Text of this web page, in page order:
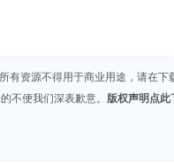
有资源不得用于商业用途，请在下
不便我们深表歉意。
版权声明点此